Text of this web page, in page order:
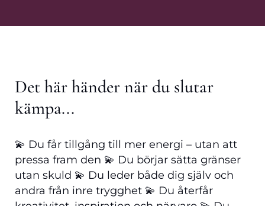
Det här händer när du slutar
kämpa...
💫 Du får tillgång till mer energi – utan att
pressa fram den 💫 Du börjar sätta gränser
utan skuld 💫 Du leder både dig själv och
andra från inre trygghet 💫 Du återfår